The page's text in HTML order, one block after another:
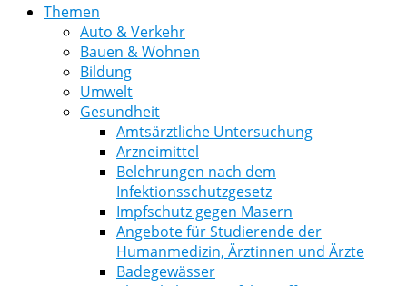
Themen
Auto & Verkehr
Bauen & Wohnen
Bildung
Umwelt
Gesundheit
Amtsärztliche Untersuchung
Arzneimittel
Belehrungen nach dem
Infektionsschutzgesetz
Impfschutz gegen Masern
Angebote für Studierende der
Humanmedizin, Ärztinnen und Ärzte
Badegewässer